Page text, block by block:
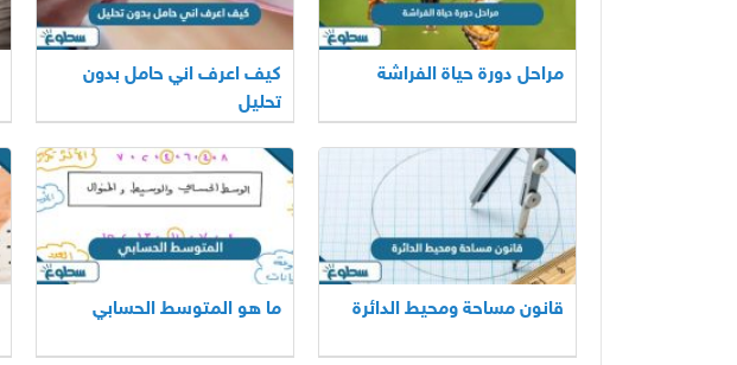
مراحل دورة حياة الفراشة
كيف اعرف اني حامل بدون
تحليل
قانون مساحة ومحيط الدائرة ما هو المتوسط الحسابي